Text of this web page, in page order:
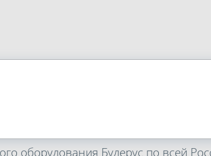
оборудования Будерус по всей